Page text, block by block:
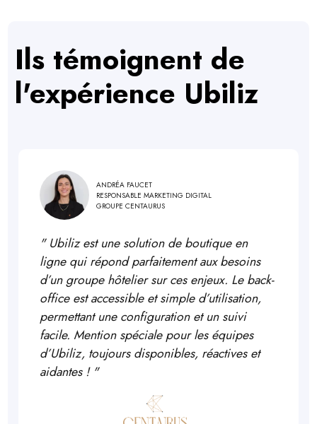
Ils témoignent de
l'expérience Ubiliz
ANDRÉA FAUCET
RESPONSABLE MARKETING DIGITAL
GROUPE CENTAURUS
"Ubiliz est une solution de boutique en
ligne qui répond parfaitement aux besoins
d’un groupe hôtelier sur ces enjeux. Le back-
office est accessible et simple d’utilisation,
permettant une configuration et un suivi
facile. Mention spéciale pour les équipes
d’Ubiliz, toujours disponibles, réactives et
aidantes !"